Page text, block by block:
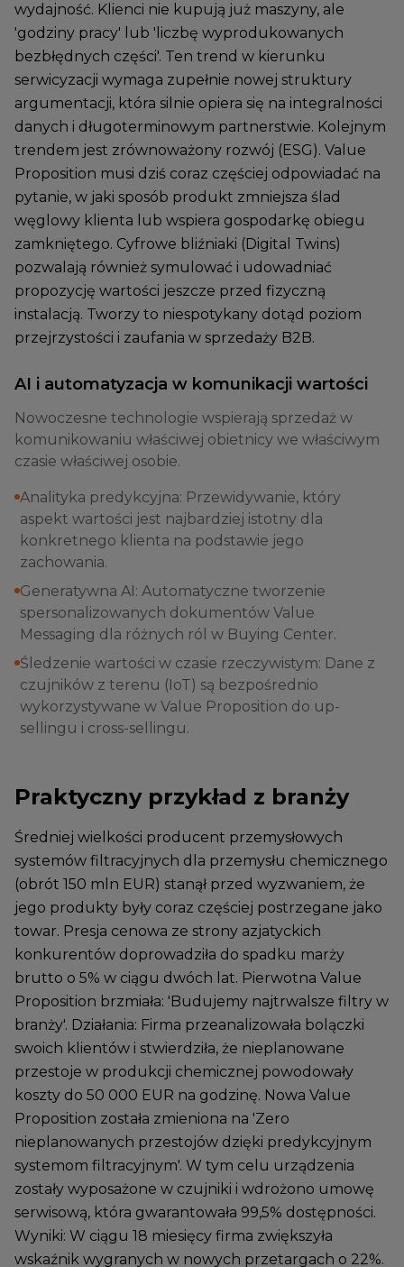
wydajność. Klienci nie kupują już maszyny, ale
'godziny pracy' lub 'liczbę wyprodukowanych
bezbłędnych części'. Ten trend w kierunku
serwicyzacji wymaga zupełnie nowej struktury
argumentacji, która silnie opiera się na integralności
danych i długoterminowym partnerstwie. Kolejnym
trendem jest zrównoważony rozwój (ESG). Value
Proposition musi dziś coraz częściej odpowiadać na
pytanie, w jaki sposób produkt zmniejsza ślad
węglowy klienta lub wspiera gospodarkę obiegu
zamkniętego. Cyfrowe bliźniaki (Digital Twins)
pozwalają również symulować i udowadniać
propozycję wartości jeszcze przed fizyczną
instalacją. Tworzy to niespotykany dotąd poziom
przejrzystości i zaufania w sprzedaży B2B.
AI i automatyzacja w komunikacji wartości
Nowoczesne technologie wspierają sprzedaż w
komunikowaniu właściwej obietnicy we właściwym
czasie właściwej osobie.
Analityka predykcyjna: Przewidywanie, który
aspekt wartości jest najbardziej istotny dla
konkretnego klienta na podstawie jego
zachowania.
Generatywna AI: Automatyczne tworzenie
spersonalizowanych dokumentów Value
Messaging dla różnych ról w Buying Center.
Śledzenie wartości w czasie rzeczywistym: Dane z
czujników z terenu (IoT) są bezpośrednio
wykorzystywane w Value Proposition do up-
sellingu i cross-sellingu.
Praktyczny przykład z branży
Średniej wielkości producent przemysłowych
systemów filtracyjnych dla przemysłu chemicznego
(obrót 150 mln EUR) stanął przed wyzwaniem, że
jego produkty były coraz częściej postrzegane jako
towar. Presja cenowa ze strony azjatyckich
konkurentów doprowadziła do spadku marży
brutto o 5% w ciągu dwóch lat. Pierwotna Value
Proposition brzmiała: 'Budujemy najtrwalsze filtry w
branży'. Działania: Firma przeanalizowała bolączki
swoich klientów i stwierdziła, że nieplanowane
przestoje w produkcji chemicznej powodowały
koszty do 50 000 EUR na godzinę. Nowa Value
Proposition została zmieniona na 'Zero
nieplanowanych przestojów dzięki predykcyjnym
systemom filtracyjnym'. W tym celu urządzenia
zostały wyposażone w czujniki i wdrożono umowę
serwisową, która gwarantowała 99,5% dostępności.
Wyniki: W ciągu 18 miesięcy firma zwiększyła
wskaźnik wygranych w nowych przetargach o 22%.